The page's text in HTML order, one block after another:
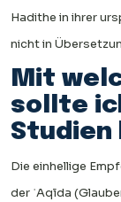
Hadithe in ihrer
nicht in
Mit
sollte
Studien
Die einhellige
der ʿAqīda